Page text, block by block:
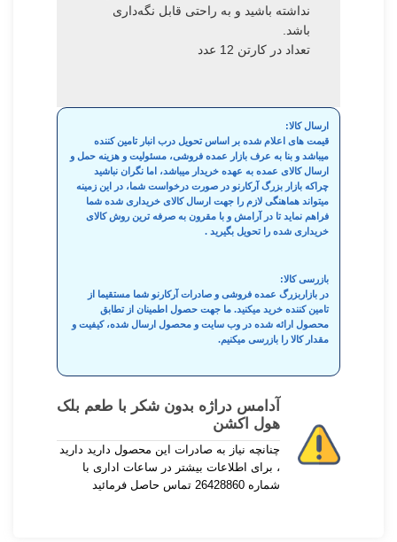
نداشته باشید و به راحتی قابل نگه‌داری
باشد.
تعداد در کارتن 12 عدد
ارسال کالا:
قیمت های اعلام شده بر اساس تحویل درب انبار تامین کننده
میباشد و بنا به عرف بازار عمده فروشی، مسئولیت و هزینه حمل و
ارسال کالای عمده به عهده خریدار میباشد، اما نگران نباشید
چراکه بازار بزرگ آرکارنو در صورت درخواست شما، در این زمینه
میتواند هماهنگی لازم را جهت ارسال کالای خریداری شده شما
فراهم نماید تا در آرامش و با مقرون به صرفه ترین روش کالای
خریداری شده را تحویل بگیرید .
بازرسی کالا:
در بازاربزرگ عمده فروشی و صادرات آرکارنو شما مستقیما از
تامین کننده خرید میکنید. ما جهت حصول اطمینان از تطابق
محصول ارائه شده در وب سایت و محصول ارسال شده، کیفیت و
مقدار کالا را بازرسی میکنیم.
آدامس دراژه بدون شکر با طعم بلک
هول اکشن
چنانچه نیاز به صادرات این محصول دارید دارید
، برای اطلاعات بیشتر در ساعات اداری با
شماره 26428860 تماس حاصل فرمائید